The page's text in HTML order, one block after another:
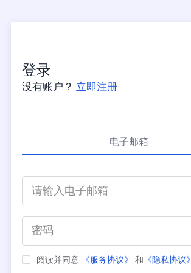
登录
没有账户？ 立即注册
电子邮箱
阅读并同意 《服务协议》 和 《隐私协议》